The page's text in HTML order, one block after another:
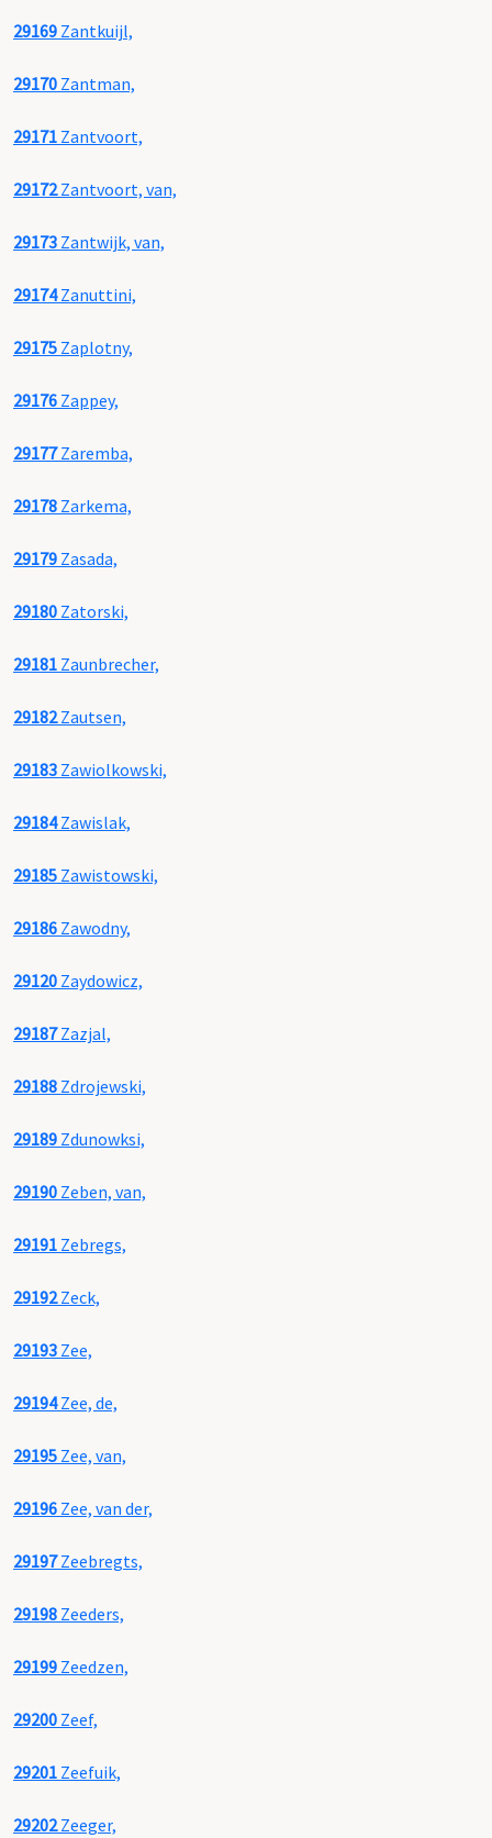
29169 Zantkuijl,
29170 Zantman,
29171 Zantvoort,
29172Zantvoort, van,
29173 Zantwijk, van,
29174Zanuttini,
29175 Zaplotny,
29176 Zappey,
29177Zaremba,
29178 Zarkema,
29179 Zasada,
29180 Zatorski,
29181 Zaunbrecher,
29182Zautsen,
29183 Zawiolkowski,
29184Zawislak,
29185 Zawistowski,
29186 Zawodny,
29120 Zaydowicz,
29187Zazjal,
29188 Zdrojewski,
29189 Zdunowksi,
29190 Zeben, van,
29191 Zebregs,
29192Zeck,
29193 Zee,
29194Zee, de,
29195 Zee, van,
29196 Zee, van der,
29197Zeebregts,
29198 Zeeders,
29199 Zeedzen,
29200 Zeef,
29201 Zeefuik,
29202Zeeger,